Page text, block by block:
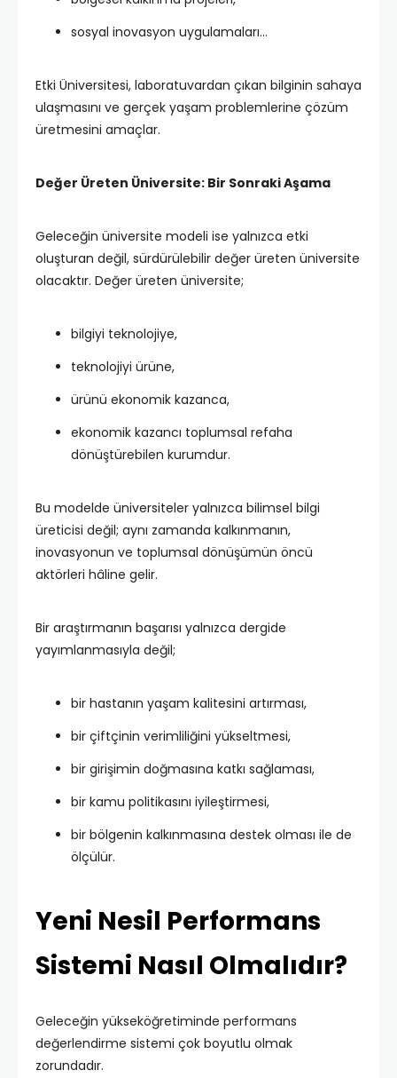
sosyal inovasyon uygulamaları…
Etki Üniversitesi, laboratuvardan çıkan bilginin sahaya
ulaşmasını ve gerçek yaşam problemlerine çözüm
üretmesini amaçlar.
Değer Üreten Üniversite: Bir Sonraki Aşama
Geleceğin üniversite modeli ise yalnızca etki
oluşturan değil, sürdürülebilir değer üreten üniversite
olacaktır. Değer üreten üniversite;
bilgiyi teknolojiye,
teknolojiyi ürüne,
ürünü ekonomik kazanca,
ekonomik kazancı toplumsal refaha
dönüştürebilen kurumdur.
Bu modelde üniversiteler yalnızca bilimsel bilgi
üreticisi değil; aynı zamanda kalkınmanın,
inovasyonun ve toplumsal dönüşümün öncü
aktörleri hâline gelir.
Bir araştırmanın başarısı yalnızca dergide
yayımlanmasıyla değil;
bir hastanın yaşam kalitesini artırması,
bir çiftçinin verimliliğini yükseltmesi,
bir girişimin doğmasına katkı sağlaması,
bir kamu politikasını iyileştirmesi,
bir bölgenin kalkınmasına destek olması ile de
ölçülür.
Yeni Nesil Performans
Sistemi Nasıl Olmalıdır?
Geleceğin yükseköğretiminde performans
değerlendirme sistemi çok boyutlu olmak
zorundadır.